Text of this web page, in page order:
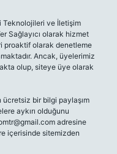
Teknolojileri ve İletişim
Sağlayıcı olarak hizmet
proaktif olarak denetleme
Ancak, üyelerimiz
olup, siteye üye olarak
bir bilgi paylaşım
aykırı olduğunu
adresine
içerisinde sitemizden